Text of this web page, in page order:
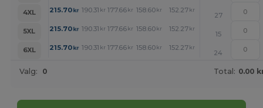
4XL
215.70kr 190.31 kr 177.66 kr 158.60 kr 152.27 kr +
27
5XL
215.70kr 190.31 kr 177.66 kr 158.60 kr 152.27 kr +
15
6XL
215.70kr 190.31 kr 177.66 kr 158.60 kr 152.27 kr +
24
Valg: 0 Total: 0.00